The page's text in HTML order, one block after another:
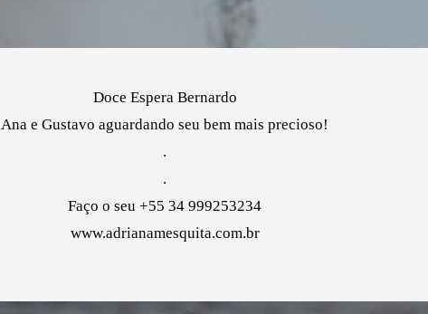
Doce Espera Bernardo
Ana e Gustavo aguardando seu bem mais precioso!
.
.
Faço o seu +55 34 999253234
www.adrianamesquita.com.br